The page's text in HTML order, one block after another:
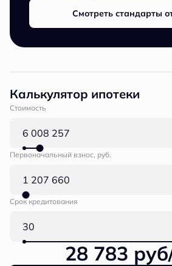
Смотреть стандарты
Калькулятор ипотеки
Стоимость
Первоначальный взнос, руб.
Срок кредитования
28 783